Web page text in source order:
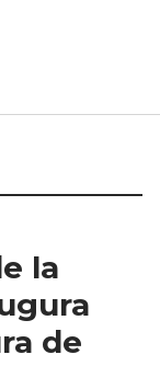
la
de